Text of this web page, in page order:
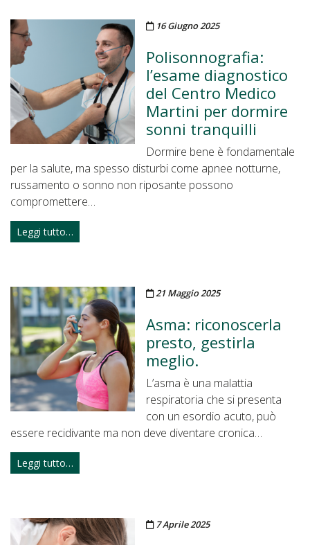
Pubblicato il
16 Giugno 2025
Polisonnografia:
l’esame diagnostico
del Centro Medico
Martini per dormire
sonni tranquilli
Dormire bene è fondamentale
per la salute, ma spesso disturbi come apnee notturne,
russamento o sonno non riposante possono
compromettere…
Leggi tutto…
Pubblicato il
21 Maggio 2025
Asma: riconoscerla
presto, gestirla
meglio.
L’asma è una malattia
respiratoria che si presenta
con un esordio acuto, può
essere recidivante ma non deve diventare cronica…
Leggi tutto…
Pubblicato il
7 Aprile 2025